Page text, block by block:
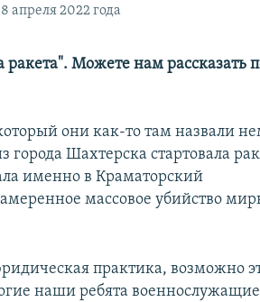
апреля 2022 года
ракета". Можете нам рассказать
они как-то там назвали
города Шахтерска стартовала
именно в Краматорский
массовое убийство
практика, возможно
наши ребята военнослужащие